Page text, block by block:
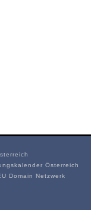
Österreich
Domain Netzwerk